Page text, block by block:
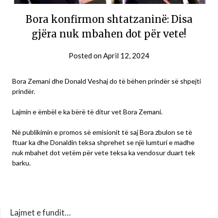
Bora konfirmon shtatzaninë: Disa
gjëra nuk mbahen dot për vete!
Posted onApril 12, 2024
Bora Zemani dhe Donald Veshaj do të bëhen prindër së shpejti
prindër.
Lajmin e ëmbël e ka bërë të ditur vet Bora Zemani.
Në publikimin e promos së emisionit të saj Bora zbulon se të
ftuar ka dhe Donaldin teksa shprehet se një lumturi e madhe
nuk mbahet dot vetëm për vete teksa ka vendosur duart tek
barku.
Lajmet e fundit…